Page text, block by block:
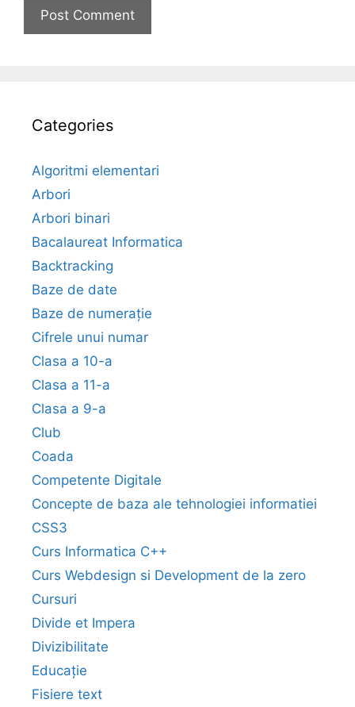
Categories
Algoritmi elementari
Arbori
Arbori binari
Bacalaureat Informatica
Backtracking
Baze de date
Baze de numerație
Cifrele unui numar
Clasa a 10-a
Clasa a 11-a
Clasa a 9-a
Club
Coada
Competente Digitale
Concepte de baza ale tehnologiei informatiei
CSS3
Curs Informatica C++
Curs Webdesign si Development de la zero
Cursuri
Divide et Impera
Divizibilitate
Educație
Fisiere text